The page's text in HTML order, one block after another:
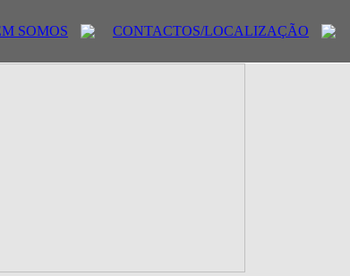
SOMOS CONTACTOS/LOCALIZAÇÃO